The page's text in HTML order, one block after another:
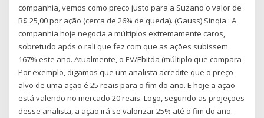
companhia, vemos como preço justo para a Suzano o valor de
R$ 25,00 por ação (cerca de 26% de queda). (Gauss) Sinqia : A
companhia hoje negocia a múltiplos extremamente caros,
sobretudo após o rali que fez com que as ações subissem
167% este ano. Atualmente, o EV/Ebitda (múltiplo que compara
Por exemplo, digamos que um analista acredite que o preço
alvo de uma ação é 25 reais para o fim do ano. E hoje a ação
está valendo no mercado 20 reais. Logo, segundo as projeções
desse analista, a ação irá se valorizar 25% até o fim do ano.